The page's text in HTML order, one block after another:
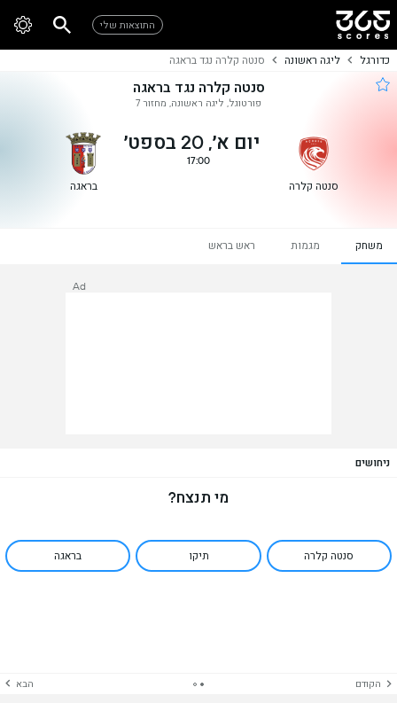
התוצאות שלי
כדורגל ליגה ראשונה סנטה קלרה נגד בראגה
סנטה קלרה נגד בראגה
פורטוגל, ליגה ראשונה, מחזור 7
סנטה קלרה
יום א׳, 20 בספט׳
17:00
בראגה
משחק מגמות ראש בראש
Ad
ניחושים
מי תנצח?
סנטה קלרה תיקו בראגה
הקודם הבא